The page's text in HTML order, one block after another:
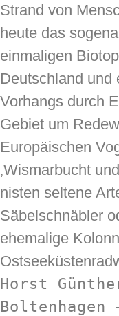
Strand von
heute das
einmaligen
Deutschland und
Vorhangs durch
Gebiet um
Europäischen
‚Wismarbucht
nisten seltene
Säbelschnäbler
ehemalige
Horst